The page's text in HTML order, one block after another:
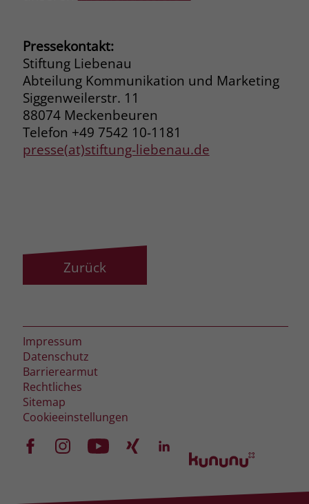
Pressekontakt:
Stiftung Liebenau
Abteilung Kommunikation und Marketing
Siggenweilerstr. 11
88074 Meckenbeuren
Telefon +49 7542 10-1181
presse(at)stiftung-liebenau.de
Zurück
Impressum
Datenschutz
Barrierearmut
Rechtliches
Sitemap
Cookieeinstellungen
Zweck
Cookie ist ein Erstanbieter-Cookie, d. h.
Facebook platziert es, während ein
Verbraucher auf Facebook ist. Dieses
Cookie verfolgt die Besuche eines
Nutzers auf verschiedenen Websites
und meldet dieses Verhalten an
Facebook. Facebook kann dann die
gesammelten Daten nutzen, um den
nur platziert, um Daten an das
Unternehmen zurückzusenden.